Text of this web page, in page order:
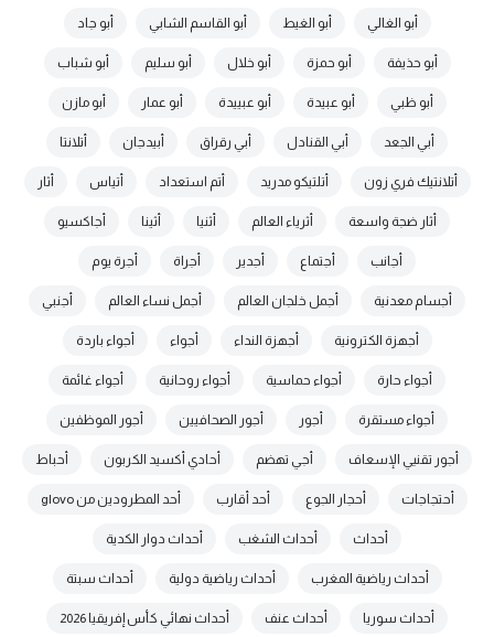
أبو الغالي أبو الغيط أبو القاسم الشابي أبو جاد
أبو حذيفة أبو حمزة أبو خلال أبو سليم أبو شباب
أبو ظبي أبو عبيدة أبو عبييدة أبو عمار أبو مازن
أبي الجعد أبي القنادل أبي رقراق أبيدجان أتلانتا
أتلانتيك فري زون أتلتيكو مدريد أتم استعداد أتياس أثار
أثار ضجة واسعة أثرياء العالم أثنيا أثينا أجاكسيو
أجانب أجتماع أجدير أجراة أجرة يوم
أجسام معدنية أجمل خلجان العالم أجمل نساء العالم أجنبي
أجهزة الكترونية أجهزة النداء أجواء أجواء باردة
أجواء حارة أجواء حماسية أجواء روحانية أجواء غائمة
أجواء مستقرة أجور أجور الصحافيين أجور الموظفين
أجور تقنيي الإسعاف أجي تهضم أحادي أكسيد الكربون أحباط
أحتجاجات أحجار الجوع أحد أقارب أحد المطرودين من glovo
أحداث أحداث الشغب أحداث دوار الكدية
أحداث رياضية المغرب أحداث رياضية دولية أحداث سبتة
أحداث سوريا أحداث عنف أحداث نهائي كأس إفريقيا 2026